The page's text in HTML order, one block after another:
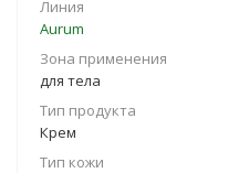
Линия
Aurum
Зона применения
для тела
Тип продукта
Крем
Тип кожи